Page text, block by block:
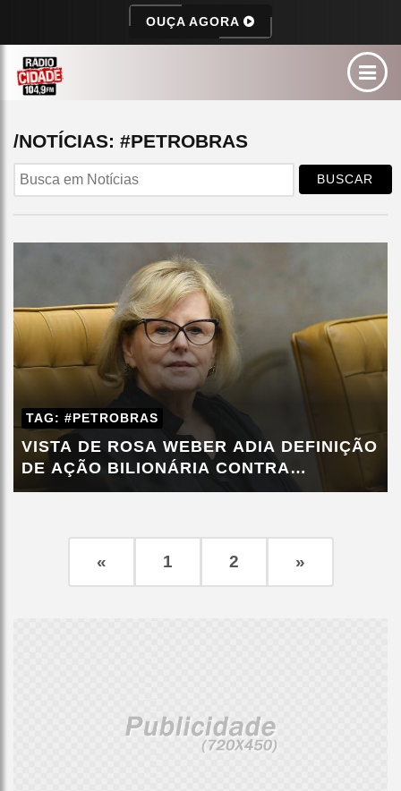
OUÇA AGORA
/NOTÍCIAS: #PETROBRAS
BUSCAR
TAG: #PETROBRAS
VISTA DE ROSA WEBER ADIA DEFINIÇÃO
DE AÇÃO BILIONÁRIA CONTRA
PETROBRAS
« 1 2 »